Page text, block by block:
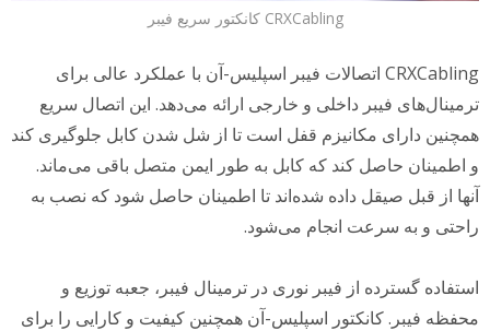
CRXCabling کانکتور سریع فیبر
CRXCabling اتصالات فیبر اسپلیس-آن با عملکرد عالی برای
فیبر داخلی و خارجی ارائه می‌دهد. این اتصال سریع
دارای مکانیزم قفل است تا از شل شدن کابل جلوگیری کند
اطمینان حاصل کند که کابل به طور ایمن متصل باقی می‌ماند.
از قبل صیقل داده شده‌اند تا اطمینان حاصل شود که نصب به
و به سرعت انجام می‌شود.
گسترده از فیبر نوری در ترمینال فیبر، جعبه توزیع و
فیبر. کانکتور اسپلیس-آن همچنین کیفیت و کارایی را برای